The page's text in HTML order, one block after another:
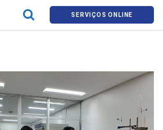
SERVIÇOS ONLINE